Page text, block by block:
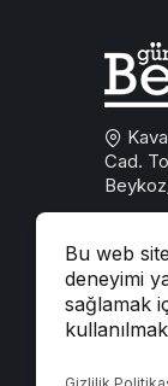
Bu web
deneyimi
sağlamak
Cad.